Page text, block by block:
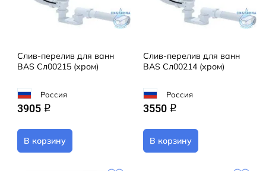
Слив-перелив для ванн
BAS Сл00215 (хром)
Россия
3905 q
В корзину
Слив-перелив для ванн
BAS Сл00214 (хром)
Россия
3550 q
В корзину